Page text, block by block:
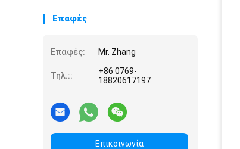
Επαφές
Επαφές: Mr. Zhang
Τηλ.::
+86 0769-
18820617197
Επικοινωνία